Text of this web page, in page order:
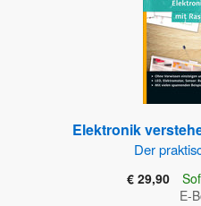
Elektronik
Der
€ 29,90
E-